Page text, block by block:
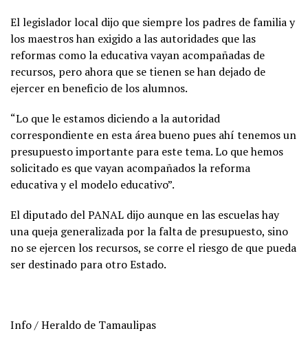
El legislador local dijo que siempre los padres de familia y
los maestros han exigido a las autoridades que las
reformas como la educativa vayan acompañadas de
recursos, pero ahora que se tienen se han dejado de
ejercer en beneficio de los alumnos.
“Lo que le estamos diciendo a la autoridad
correspondiente en esta área bueno pues ahí tenemos un
presupuesto importante para este tema. Lo que hemos
solicitado es que vayan acompañados la reforma
educativa y el modelo educativo”.
El diputado del PANAL dijo aunque en las escuelas hay
una queja generalizada por la falta de presupuesto, sino
no se ejercen los recursos, se corre el riesgo de que pueda
ser destinado para otro Estado.
Info / Heraldo de Tamaulipas